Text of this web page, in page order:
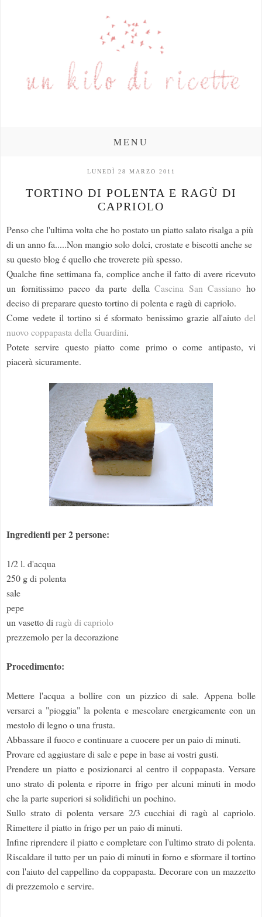
MENU
LUNEDÌ 28 MARZO 2011
TORTINO DI POLENTA E RAGÙ DI
CAPRIOLO
Penso che l'ultima volta che ho postato un piatto salato risalga a più
di un anno fa.....Non mangio solo dolci, crostate e biscotti anche se
su questo blog é quello che troverete più spesso.
Qualche fine settimana fa, complice anche il fatto di avere ricevuto
un fornitissimo pacco da parte dellaCascina San Cassiano ho
deciso di preparare questo tortino di polenta e ragù di capriolo.
Come vedete il tortino si é sformato benissimo grazie all'aiuto del
nuovo coppapasta della Guardini.
Potete servire questo piatto come primo o come antipasto, vi
piacerà sicuramente.
Ingredienti per 2 persone:
1/2 l. d'acqua
250 g di polenta
sale
pepe
un vasetto diragù di capriolo
prezzemolo per la decorazione
Procedimento:
Mettere l'acqua a bollire con un pizzico di sale. Appena bolle
versarci a "pioggia" la polenta e mescolare energicamente con un
mestolo di legno o una frusta.
Abbassare il fuoco e continuare a cuocere per un paio di minuti.
Provare ed aggiustare di sale e pepe in base ai vostri gusti.
Prendere un piatto e posizionarci al centro il coppapasta. Versare
uno strato di polenta e riporre in frigo per alcuni minuti in modo
che la parte superiori si solidifichi un pochino.
Sullo strato di polenta versare 2/3 cucchiai di ragù al capriolo.
Rimettere il piatto in frigo per un paio di minuti.
Infine riprendere il piatto e completare con l'ultimo strato di polenta.
Riscaldare il tutto per un paio di minuti in forno e sformare il tortino
con l'aiuto del cappellino da coppapasta. Decorare con un mazzetto
di prezzemolo e servire.